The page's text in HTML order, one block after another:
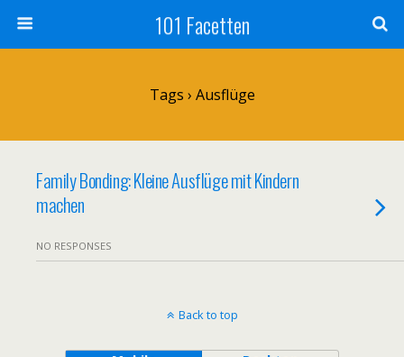
101 Facetten
Tags › Ausflüge
Family Bonding: Kleine Ausflüge mit Kindern
machen
NO RESPONSES
Back to top